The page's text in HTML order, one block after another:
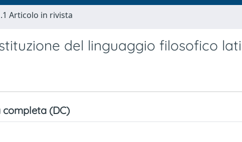
Articolo in rivista
del linguaggio filosofico
completa (DC)